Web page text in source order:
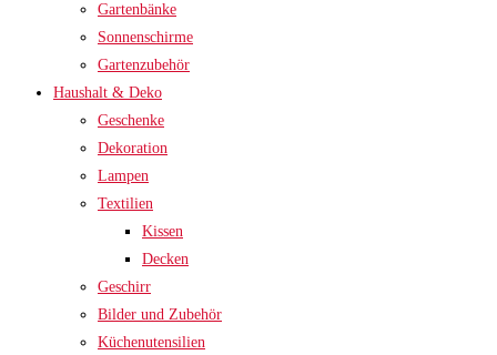
Gartenbänke
Sonnenschirme
Gartenzubehör
Haushalt & Deko
Geschenke
Dekoration
Lampen
Textilien
Kissen
Decken
Geschirr
Bilder und Zubehör
Küchenutensilien